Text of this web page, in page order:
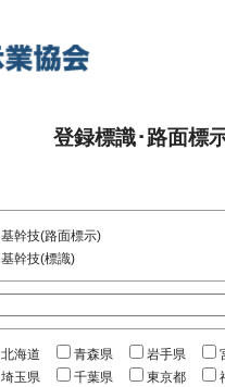
登録標識･路面標
基幹技(路面標示)
基幹技(標識)
北海道 青森県 岩手県
埼玉県
千葉県 東京都